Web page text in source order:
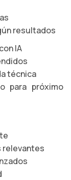
resultados
IA
técnica
para próximo
relevantes